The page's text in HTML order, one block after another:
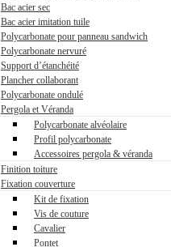
Bac acier sec
Bac acier imitation tuile
Polycarbonate pour panneau sandwich
Polycarbonate nervuré
Support d’étanchéité
Plancher collaborant
Polycarbonate ondulé
Pergola et Véranda
Polycarbonate alvéolaire
Profil polycarbonate
Accessoires pergola & véranda
Finition toiture
Fixation couverture
Kit de fixation
Vis de couture
Cavalier
Pontet